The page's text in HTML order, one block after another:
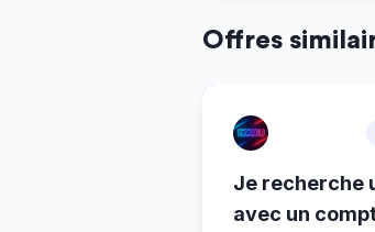
Offres
Je recherche
avec un